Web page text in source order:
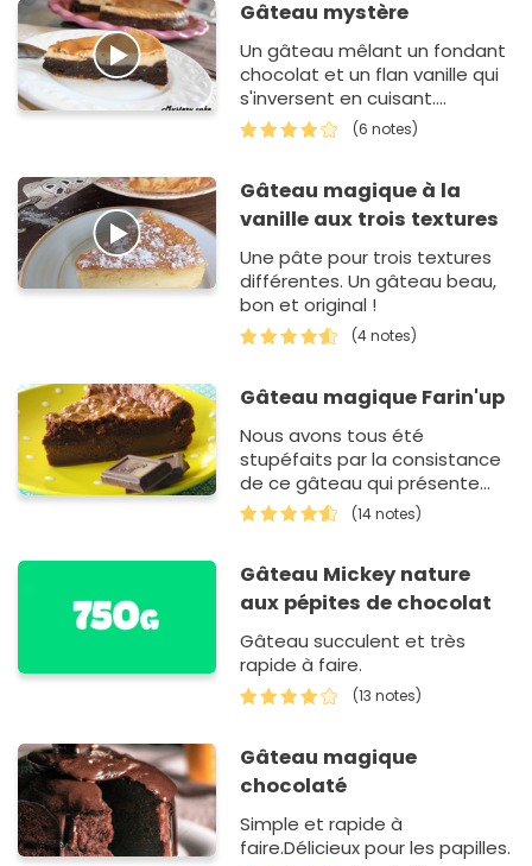
Gâteau mystère
Un gâteau mêlant un fondant
chocolat et un flan vanille qui
s'inversent en cuisant....
(6 notes)
Gâteau magique à la
vanille aux trois textures
Une pâte pour trois textures
différentes. Un gâteau beau,
bon et original !
(4 notes)
Gâteau magique Farin'up
Nous avons tous été
stupéfaits par la consistance
de ce gâteau qui présente
plusieurs couches, une couche
de flan pâtissier,…
(14 notes)
Gâteau Mickey nature
aux pépites de chocolat
Gâteau succulent et très
rapide à faire.
(13 notes)
Gâteau magique
chocolaté
Simple et rapide à
faire.Délicieux pour les papilles.